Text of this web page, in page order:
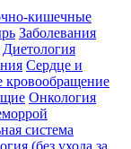
кишечные
Заболевания
Диетология
Сердце и
кровообращение
Онкология
система
(без ухода за